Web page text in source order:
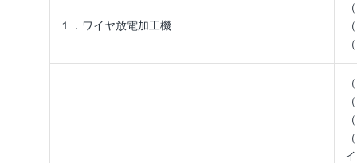
１．ワイヤ放電加工機